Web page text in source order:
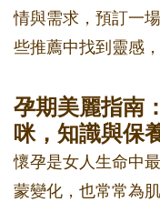
情與需求，預訂一
些推薦中找到靈感
孕期美麗指南
咪，知識與保
懷孕是女人生命中
蒙變化，也常常為